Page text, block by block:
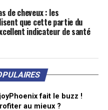
de cheveux : les
que cette partie du
indicateur de santé
fait le buzz !
au mieux ?